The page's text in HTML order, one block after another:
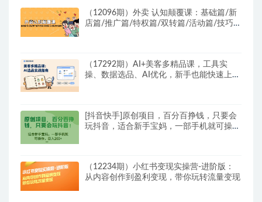
（12096期）外卖 认知颠覆课：基础篇/新
店篇/推广篇/特权篇/双转篇/活动篇/技巧篇
（17292期）AI+美客多精品课，工具实
操、数据选品、AI优化，新手也能快速上
[抖音快手]原创项目，百分百挣钱，只要会
玩抖音，适合新手宝妈，一部手机就可操
（12234期）小红书变现实操营-进阶版：
从内容创作到盈利变现，带你玩转流量变现